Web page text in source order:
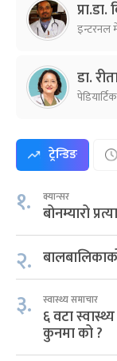
प्रा.डा.
इन्टरनल
डा.
ट्रेन्डिङ
१. क्यान्सर
बोनम्यारो
२.
३. स्वास्थ्य समाचार
६ वटा
कुनमा को ?